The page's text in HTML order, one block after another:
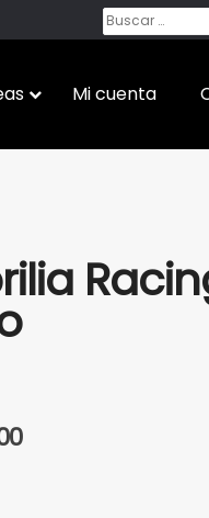
Buscar:
Mi cuenta
Current